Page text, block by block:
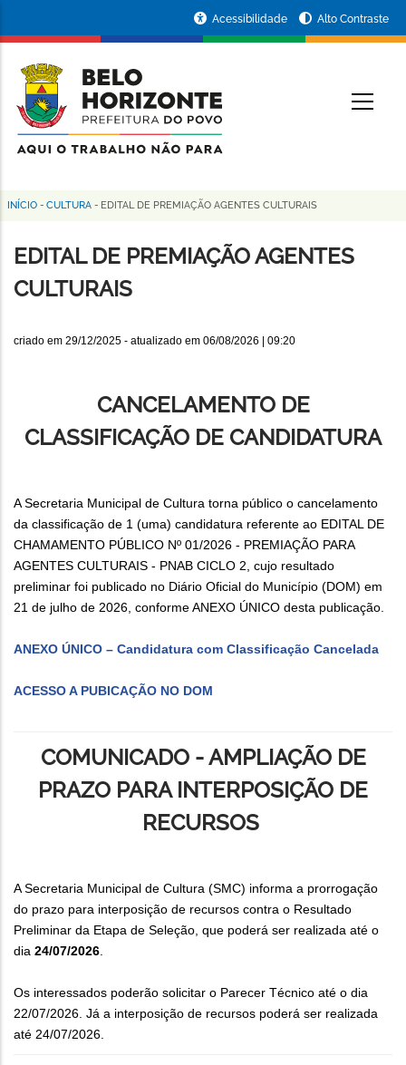
conteúdo
principal
da
Prefeitura
de
Horizonte
Acessibilidade Alto Contraste
Trilha
de
navegação
INÍCIO - CULTURA - EDITAL DE PREMIAÇÃO AGENTES CULTURAIS
EDITAL DE PREMIAÇÃO AGENTES
CULTURAIS
criado em 29/12/2025 - atualizado em 06/08/2026 | 09:20
CANCELAMENTO DE
CLASSIFICAÇÃO DE CANDIDATURA
A Secretaria Municipal de Cultura torna público o cancelamento
da classificação de 1 (uma) candidatura referente ao EDITAL DE
CHAMAMENTO PÚBLICO Nº 01/2026 - PREMIAÇÃO PARA
AGENTES CULTURAIS - PNAB CICLO 2, cujo resultado
preliminar foi publicado no Diário Oficial do Município (DOM) em
21 de julho de 2026, conforme ANEXO ÚNICO desta publicação.
ANEXO ÚNICO – Candidatura com Classificação Cancelada
ACESSO A PUBICAÇÃO NO DOM
COMUNICADO - AMPLIAÇÃO DE
PRAZO PARA INTERPOSIÇÃO DE
RECURSOS
A Secretaria Municipal de Cultura (SMC) informa a prorrogação
do prazo para interposição de recursos contra o Resultado
Preliminar da Etapa de Seleção, que poderá ser realizada até o
dia 24/07/2026
Os interessados poderão solicitar o Parecer Técnico até o dia
22/07/2026. Já a interposição de recursos poderá ser realizada
até 24/07/2026.